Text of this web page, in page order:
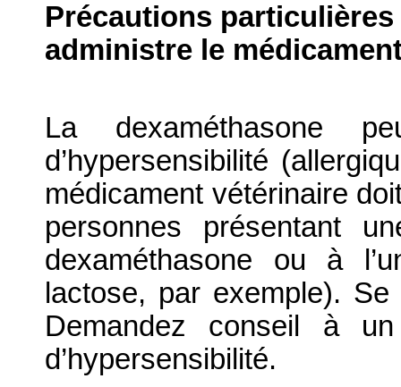
Précautions
administre le
La dexaméthasone
d’hypersensibilité
médicament vétérinaire
personnes présentant
dexaméthasone ou à
lactose, par exemple).
Demandez conseil à
d’hypersensibilité.